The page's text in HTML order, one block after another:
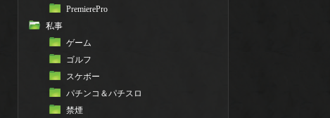
PremierePro
私事
ゲーム
ゴルフ
スケボー
パチンコ＆パチスロ
禁煙